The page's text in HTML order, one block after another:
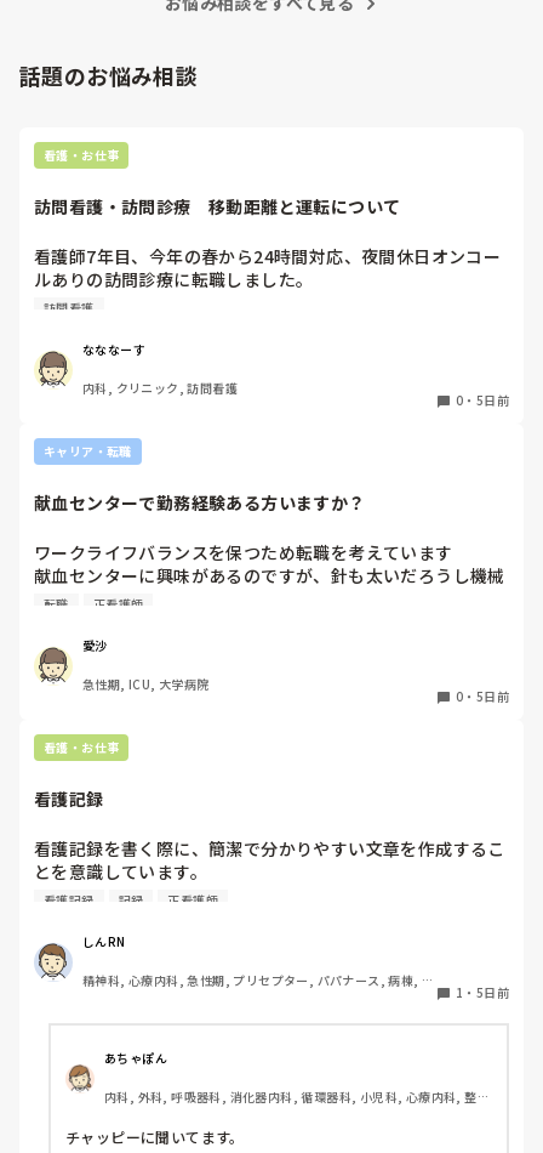
話題のお悩み相談
看護・お仕事
訪問看護・訪問診療　移動距離と運転について
看護師7年目、今年の春から24時間対応、夜間休日オンコー
ルありの訪問診療に転職しました。
元々就活の際にはエリアは片道30分程度と聞いておりここま
の田舎にまで患者を受け入れる予定と。
日頃から運転しているとは言っても、深夜帯や冬道で訪問に
行くのはかなり不安で親からも止められています。
はどのような方法を取られているんでしょうか？
訪問看護
なななーす
内科, クリニック, 訪問看護
0 ・ 5日前
キャリア・転職
献血センターで勤務経験ある方いますか？
ワークライフバランスを保つため転職を考えています
献血センターに興味があるのですが、針も太いだろうし機械
操作あるしイメージが湧きません
など教えていただきたいです！
転職 正看護師
愛沙
急性期, ICU, 大学病院
0 ・ 5日前
看護・お仕事
看護記録
看護記録を書く際に、簡潔で分かりやすい文章を作成するこ
とを意識しています。
しかし忙しい日は、必要な情報を漏れなく記録することとの
皆さんは看護記録を効率よく作成するために工夫しているこ
とはありますか。
看護記録 記録 正看護師
しんRN
精神科, 心療内科, 急性期, プリセプター, パパナース, 病棟, 老
1 ・ 5日前
あちゃぽん
内科, 外科, 呼吸器科, 消化器内科, 循環器科, 小児科, 心療内科, 整形
合診療科, 救急科, 超急性期, ICU, CCU, HCU, その他の科, ママナー
ス, 外来, 神経内科, 脳神経外科, NICU, 消化器外科, 一般病院, 慢性
チャッピーに聞いてます。